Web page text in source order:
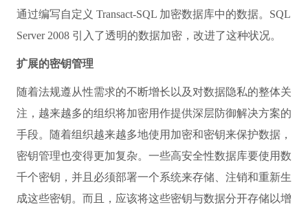
通过编写自定义 Transact-SQL 加密数据库中的数据。SQL
Server 2008 引入了透明的数据加密，改进了这种状况。
扩展的密钥管理
随着法规遵从性需求的不断增长以及对数据隐私的整体关
注，越来越多的组织将加密用作提供深层防御解决方案的
手段。随着组织越来越多地使用加密和密钥来保护数据，
密钥管理也变得更加复杂。一些高安全性数据库要使用数
千个密钥，并且必须部署一个系统来存储、注销和重新生
成这些密钥。而且，应该将这些密钥与数据分开存储以增